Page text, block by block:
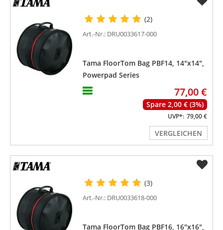
(2)
Art.-Nr.: DRU0033617-000
Tama FloorTom Bag PBF14, 14"x14",
Powerpad Series
77,00 €
Spare 2,00 € (3%)
UVP*: 79,00 €
VERGLEICHEN
(3)
Art.-Nr.: DRU0033618-000
Tama FloorTom Bag PBF16, 16"x16",